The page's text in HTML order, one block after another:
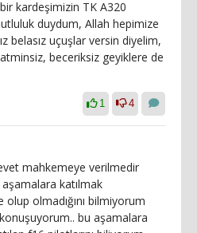
kardeşimizin TK A320
duydum, Allah hepimize
belasız uçuşlar versin diyelim,
beceriksiz geyiklere de
1 4
mahkemeye verilmedir
katılmak
olup olmadığını bilmiyorum
bu aşamalara